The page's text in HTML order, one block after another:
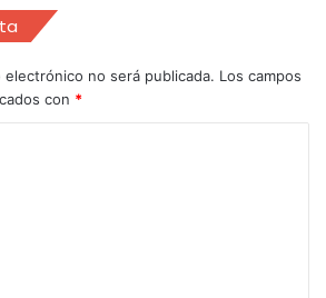
no será publicada. Los campos
con *